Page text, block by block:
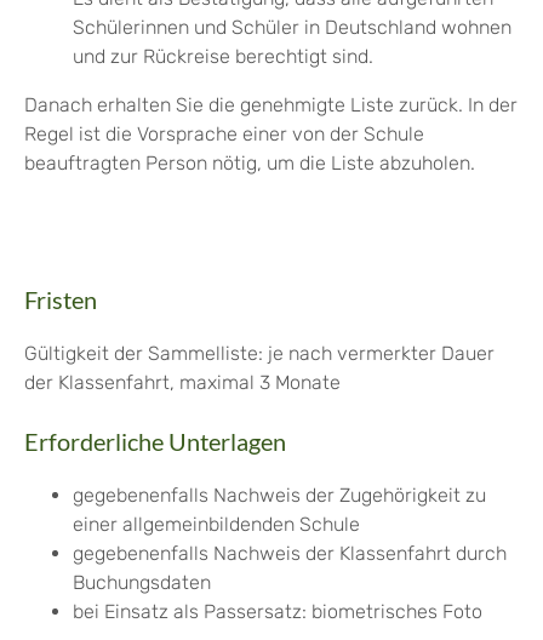
Schülerinnen und Schüler in Deutschland wohnen
und zur Rückreise berechtigt sind.
Danach erhalten Sie die genehmigte Liste zurück. In der
Regel ist die Vorsprache einer von der Schule
beauftragten Person nötig, um die Liste abzuholen.
Fristen
Gültigkeit der Sammelliste: je nach vermerkter Dauer
der Klassenfahrt, maximal 3 Monate
Erforderliche Unterlagen
gegebenenfalls Nachweis der Zugehörigkeit zu
einer allgemeinbildenden Schule
gegebenenfalls Nachweis der Klassenfahrt durch
Buchungsdaten
bei Einsatz als Passersatz: biometrisches Foto